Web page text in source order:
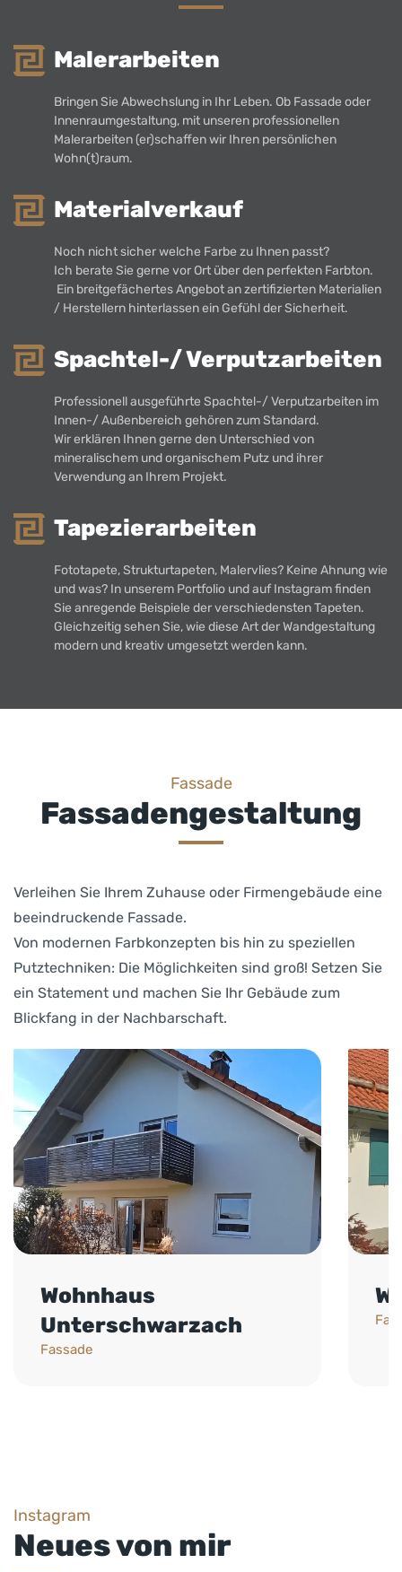
Malerarbeiten
Bringen Sie Abwechslung in Ihr Leben. Ob Fassade oder
Innenraumgestaltung, mit unseren professionellen
Malerarbeiten (er)schaffen wir Ihren persönlichen
Wohn(t)raum.
Materialverkauf
Noch nicht sicher welche Farbe zu Ihnen passt?
Ich berate Sie gerne vor Ort über den perfekten Farbton.
Ein breitgefächertes Angebot an zertifizierten Materialien
/ Herstellern hinterlassen ein Gefühl der Sicherheit.
Spachtel-/ Verputzarbeiten
Professionell ausgeführte Spachtel-/ Verputzarbeiten im
Innen-/ Außenbereich gehören zum Standard.
Wir erklären Ihnen gerne den Unterschied von
mineralischem und organischem Putz und ihrer
Verwendung an Ihrem Projekt.
Tapezierarbeiten
Fototapete, Strukturtapeten, Malervlies? Keine Ahnung wie
und was? In unserem Portfolio und auf Instagram finden
Sie anregende Beispiele der verschiedensten Tapeten.
Gleichzeitig sehen Sie, wie diese Art der Wandgestaltung
modern und kreativ umgesetzt werden kann.
Fassade
Fassadengestaltung
Verleihen Sie Ihrem Zuhause oder Firmengebäude eine
beeindruckende Fassade.
Von modernen Farbkonzepten bis hin zu speziellen
Putztechniken: Die Möglichkeiten sind groß! Setzen Sie
ein Statement und machen Sie Ihr Gebäude zum
Blickfang in der Nachbarschaft.
Wohnhaus
Unterschwarzach
Fassade
Instagram
Neues von mir